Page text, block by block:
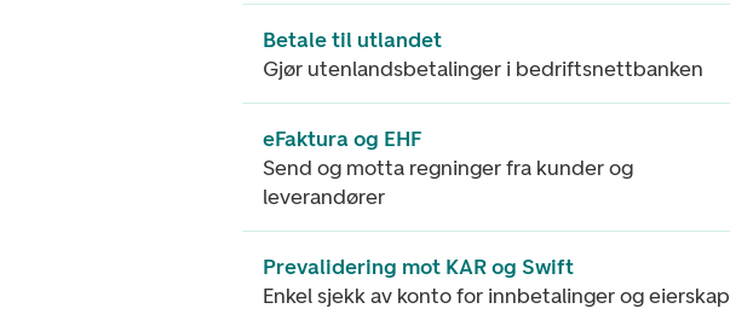
Betale til utlandet
Gjør utenlandsbetalinger i bedriftsnettbanken
eFaktura og EHF
Send og motta regninger fra kunder og
leverandører
Prevalidering mot KAR og Swift
Enkel sjekk av konto for innbetalinger og eierskap